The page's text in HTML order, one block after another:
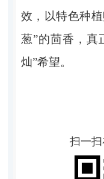
效，以特色种
葱”的茴香，真
灿”希望。
扫一